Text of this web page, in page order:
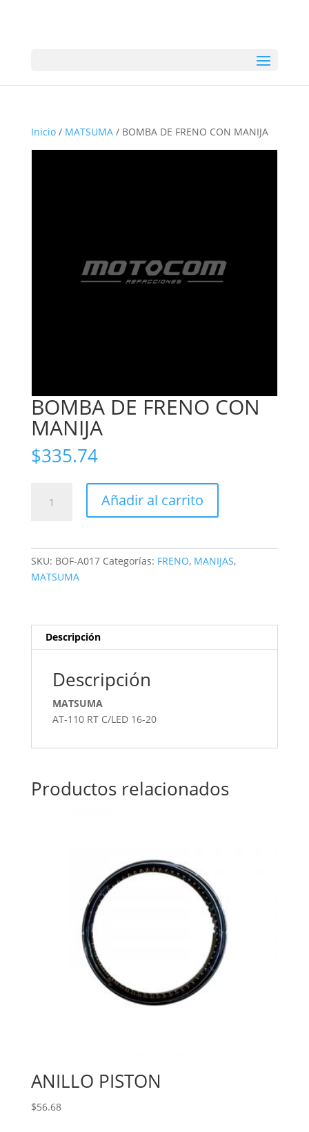
Inicio/ MATSUMA/ BOMBA DE FRENO CON MANIJA
BOMBA DE FRENO CON
MANIJA
$335.74
Añadir al carrito
SKU: BOF-A017 Categorías: FRENO, MANIJAS,
MATSUMA
Descripción
Descripción
MATSUMA
AT-110 RT C/LED 16-20
Productos relacionados
ANILLO PISTON
$56.68